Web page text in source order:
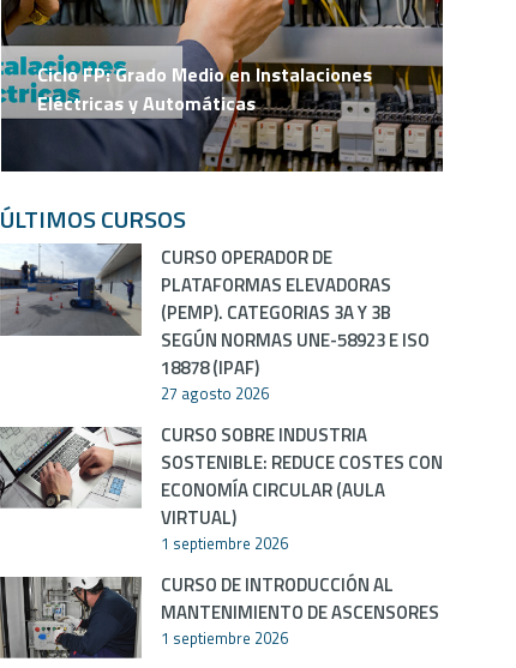
Ciclo FP: Grado Medio en Instalaciones
Eléctricas y Automáticas
ÚLTIMOS CURSOS
CURSO OPERADOR DE
PLATAFORMAS ELEVADORAS
(PEMP). CATEGORIAS 3A Y 3B
SEGÚN NORMAS UNE-58923 E ISO
18878 (IPAF)
27 agosto 2026
CURSO SOBRE INDUSTRIA
SOSTENIBLE: REDUCE COSTES CON
ECONOMÍA CIRCULAR (AULA
VIRTUAL)
1 septiembre 2026
CURSO DE INTRODUCCIÓN AL
MANTENIMIENTO DE ASCENSORES
1 septiembre 2026